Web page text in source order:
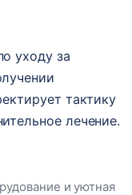
уходу за
тактику
лечение.
и уютная